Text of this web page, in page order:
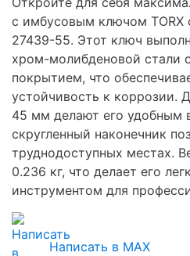
с имбусовым ключом TORX
27439-55. Этот ключ
хром-молибденовой стали
покрытием, что
устойчивость к
45 мм делают его удобным
скругленный наконечник
труднодоступных местах.
0.236 кг, что делает его
инструментом для
Написать в MAX